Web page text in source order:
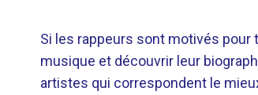
Si les rappeurs sont motivés pour
musique et découvrir leur
artistes qui correspondent le